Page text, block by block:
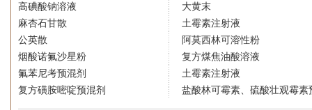
高碘酸钠溶液
麻杏石甘散
公英散
烟酸诺氟沙星粉
氟苯尼考预混剂
复方磺胺嘧啶预混剂
大黄末
土霉素注射液
阿莫西林可溶性粉
复方煤焦油酸溶液
土霉素注射液
盐酸林可霉素、硫酸壮观霉素